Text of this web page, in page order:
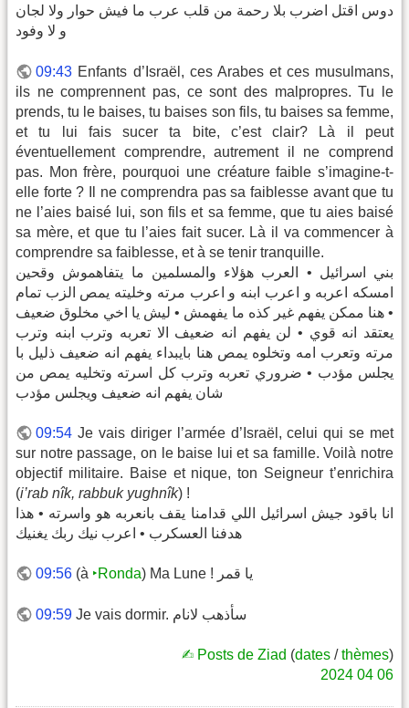
دوس اقتل اضرب بلا رحمة من قلب عرب ما فيش حوار ولا لجان
و لا وفود
09:43 Enfants d’Israël, ces Arabes et ces musulmans,
ils ne comprennent pas, ce sont des malpropres. Tu le
prends, tu le baises, tu baises son fils, tu baises sa femme,
et tu lui fais sucer ta bite, c’est clair? Là il peut
éventuellement comprendre, autrement il ne comprend
pas. Mon frère, pourquoi une créature faible s’imagine-t-
elle forte ? Il ne comprendra pas sa faiblesse avant que tu
ne l’aies baisé lui, son fils et sa femme, que tu aies baisé
sa mère, et que tu l’aies fait sucer. Là il va commencer à
comprendre sa faiblesse, et à se tenir tranquille.
بني اسرائيل • العرب هؤلاء والمسلمين ما يتفاهموش وقحين
امسكه اعربه و اعرب ابنه و اعرب مرته وخليته يمص الزب تمام
• هنا ممكن يفهم غير كذه ما يفهمش • ليش يا اخي مخلوق ضعيف
يعتقد انه قوي • لن يفهم انه ضعيف الا تعربه وترب ابنه وترب
مرته وتعرب امه وتخلوه يمص هنا بايبداء يفهم انه ضعيف ذليل با
يجلس مؤدب • ضروري تعربه وترب كل اسرته وتخليه يمص من
شان يفهم انه ضعيف ويجلس مؤدب
09:54 Je vais diriger l’armée d’Israël, celui qui se met
sur notre passage, on le baise lui et sa famille. Voilà notre
objectif militaire. Baise et nique, ton Seigneur t’enrichira
(i’rab nîk, rabbuk yughnîk) !
انا باقود جيش اسرائيل اللي قدامنا يقف بانعربه هو واسرته • هذا
هدفنا العسكرب • اعرب نيك ربك يغنيك
09:56 (à ‣Ronda ) Ma Lune ! يا قمر
09:59 Je vais dormir. سأذهب لانام
✍︎ Posts de Ziad (dates /thèmes)
2024 04 06